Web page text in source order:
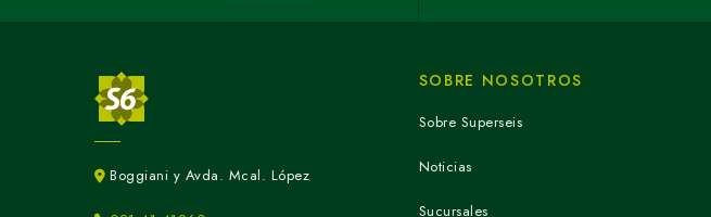
Boggiani y Avda. Mcal. López
SOBRE NOSOTROS
Sobre Superseis
Noticias
Sucursales